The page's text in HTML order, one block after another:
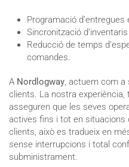
Programació d’entregues
Sincronització
Reducció de temps
comandes.
A Nordlogway, actuem com
clients. La nostra
asseguren que les seves
actives fins i tot en situacions
clients, això es tradueix en
sense interrupcions i total
subministrament.